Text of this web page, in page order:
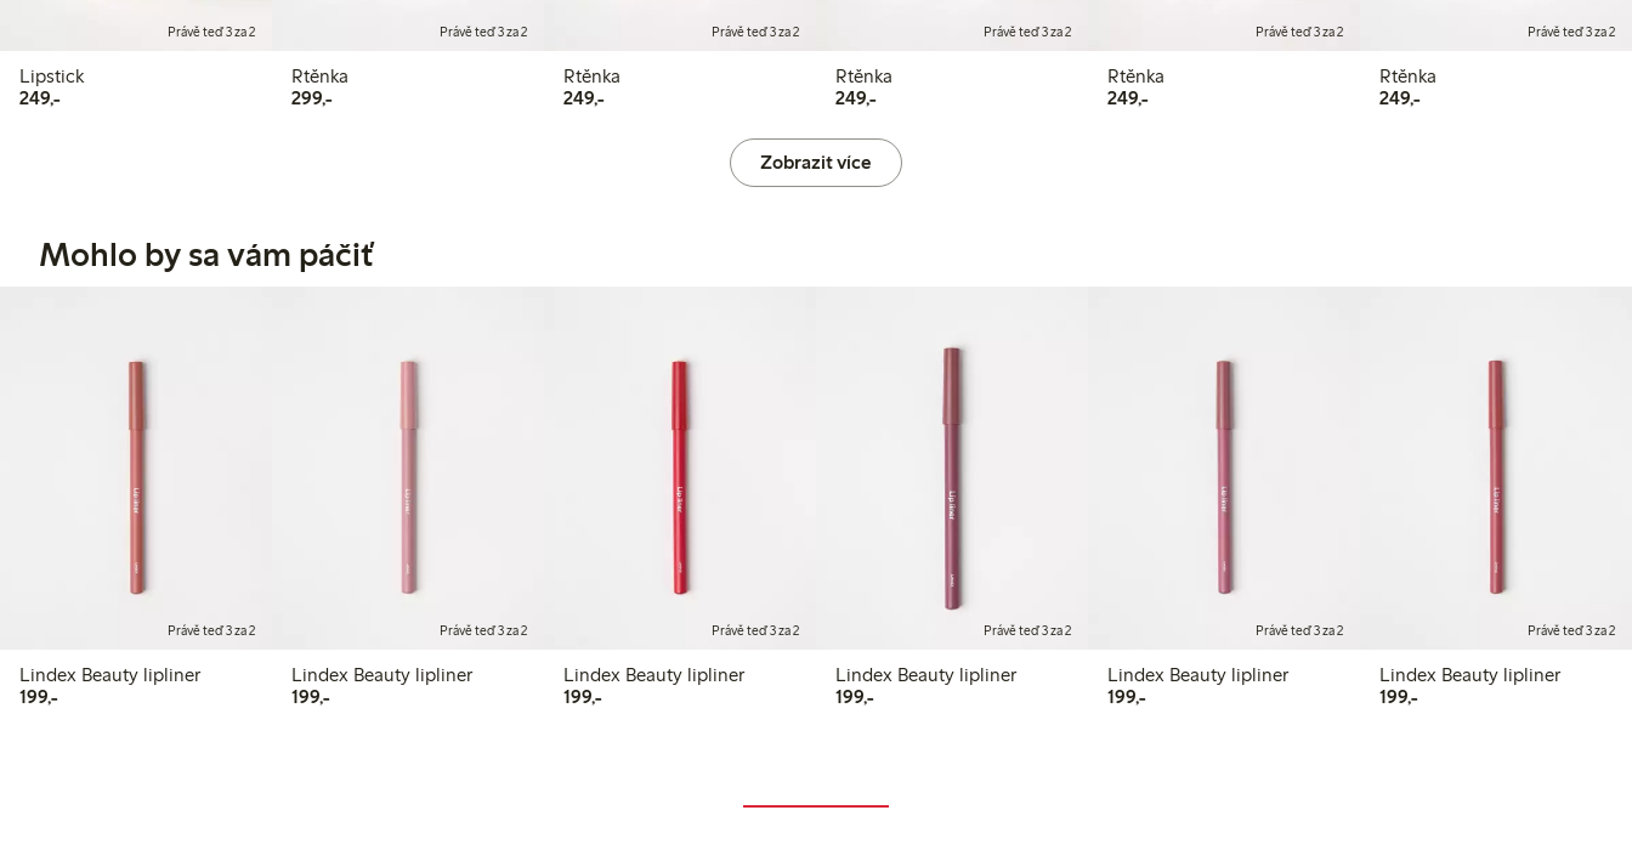
Právě teď 3 za 2
Lipstick
249,-249,00 Kč
Právě teď 3 za 2
Rtěnka
299,-299,00 Kč
Právě teď 3 za 2
Rtěnka
249,-249,00 Kč
Právě teď 3 za 2
Rtěnka
249,-249,00 Kč
Právě teď 3 za 2
Rtěnka
249,-249,00 Kč
Právě teď 3 za 2
Rtěnka
249,-249,00 Kč
Zobrazit více
Mohlo by sa vám páčiť
Právě teď 3 za 2
Lindex Beauty lipliner
199,-199,00 Kč
Právě teď 3 za 2
Lindex Beauty lipliner
199,-199,00 Kč
Právě teď 3 za 2
Lindex Beauty lipliner
199,-199,00 Kč
Právě teď 3 za 2
Lindex Beauty lipliner
199,-199,00 Kč
Právě teď 3 za 2
Lindex Beauty lipliner
199,-199,00 Kč
Právě teď 3 za 2
Lindex Beauty lipliner
199,-199,00 Kč